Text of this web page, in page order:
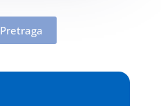
Pretraga